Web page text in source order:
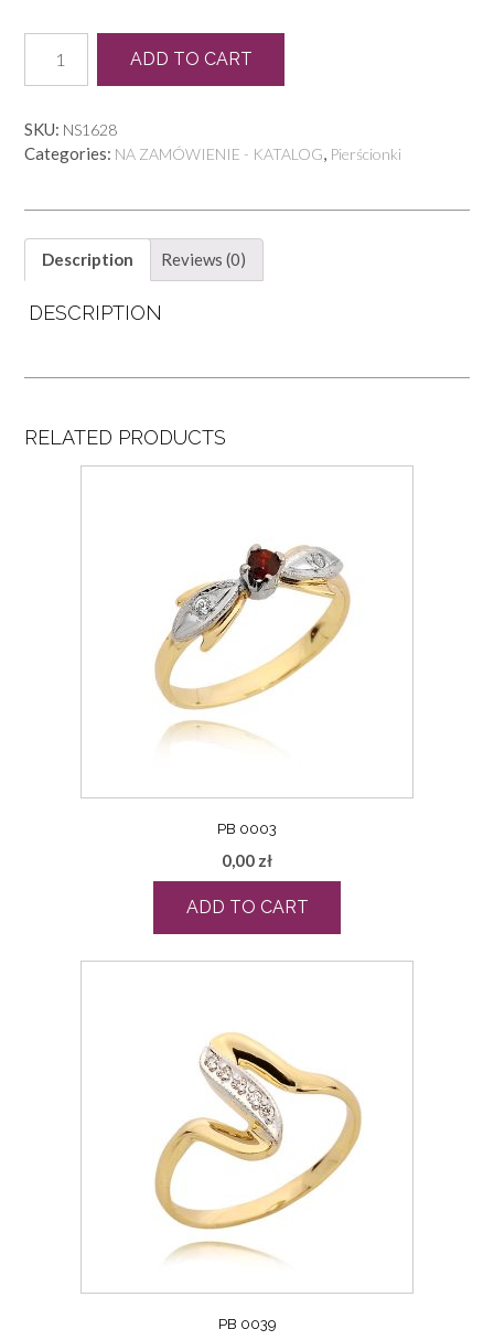
1366
quantity
ADD TO CART
SKU: NS1628
Categories: NA ZAMÓWIENIE - KATALOG, Pierścionki
Description Reviews (0)
DESCRIPTION
RELATED PRODUCTS
PB 0003
0,00 zł
ADD TO CART
PB 0039